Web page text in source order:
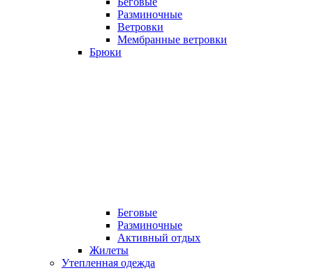
Разминочные
Ветровки
Мембранные ветровки
Брюки
Беговые
Разминочные
Активный отдых
Жилеты
Утепленная одежда